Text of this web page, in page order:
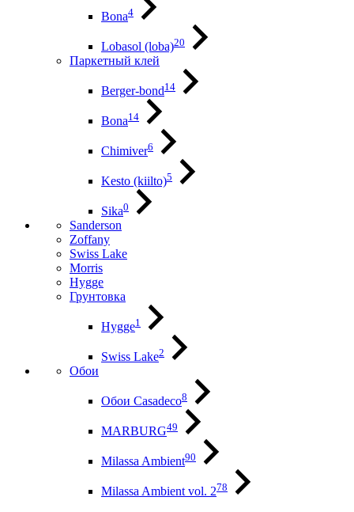
Bona4
Lobasol (loba)20
Паркетный клей
Berger-bond14
Bona14
Chimiver6
Kesto (kiilto)5
Sika0
Sanderson
Zoffany
Swiss Lake
Morris
Hygge
Грунтовка
Hygge1
Swiss Lake2
Обои
Обои Casadeco8
MARBURG49
Milassa Ambient90
Milassa Ambient vol. 278